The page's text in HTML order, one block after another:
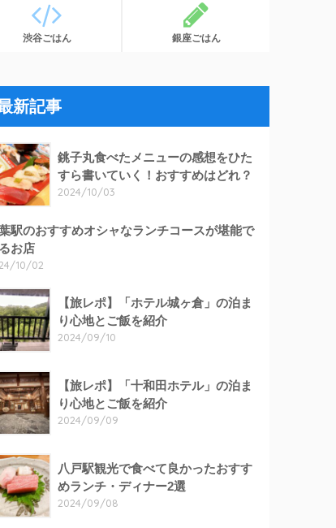
渋谷ごはん 銀座ごはん
新記事
銚子丸食べたメニューの感想をひた
すら書いていく！おすすめはどれ？
2024/10/03
駅のおすすめオシャなランチコースが堪能で
お店
10/02
【旅レポ】「ホテル城ヶ倉」の泊ま
り心地とご飯を紹介
2024/09/10
【旅レポ】「十和田ホテル」の泊ま
り心地とご飯を紹介
2024/09/09
八戸駅観光で食べて良かったおすす
めランチ・ディナー2選
2024/09/08